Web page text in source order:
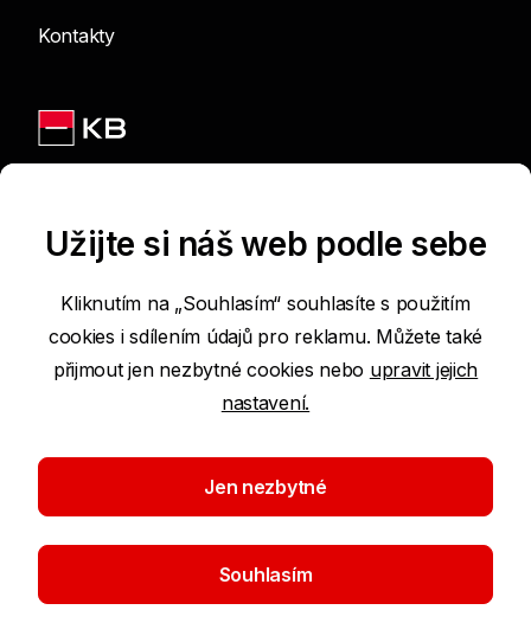
Kontakty
Podmínky používání internetových stránek
Prohlášení o přístupnosti
Ochrana osobních údajů
©2026 Komerční banka
Užijte si náš web podle sebe
Kliknutím na „Souhlasím“ souhlasíte s použitím
cookies i sdílením údajů pro reklamu. Můžete také
přijmout jen nezbytné cookies nebo upravit jejich
nastavení.
Jen nezbytné
Souhlasím